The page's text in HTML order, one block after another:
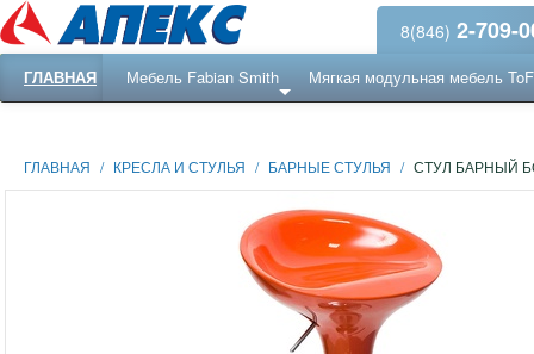
8(846) 2-709-
ГЛАВНАЯ Мебель Fabian Smith Мягкая модульная мебель
ГЛАВНАЯ / КРЕСЛА И СТУЛЬЯ / БАРНЫЕ СТУЛЬЯ / СТУЛ БАРНЫЙ